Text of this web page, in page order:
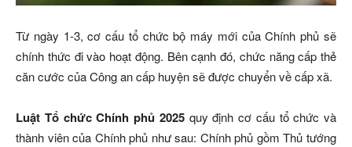
Từ ngày 1-3, cơ cấu tổ chức bộ máy mới của Chính phủ sẽ
chính thức đi vào hoạt động. Bên cạnh đó, chức năng cấp thẻ
căn cước của Công an cấp huyện sẽ được chuyển về cấp xã.
Luật Tổ chức Chính phủ 2025quy định cơ cấu tổ chức và
thành viên của Chính phủ như sau: Chính phủ gồm Thủ tướng